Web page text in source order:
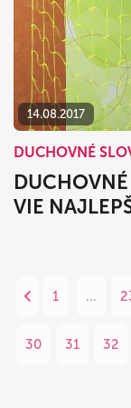
14.08.2017
DUCHOVNÉ
VIE
1 ...
30 31 32